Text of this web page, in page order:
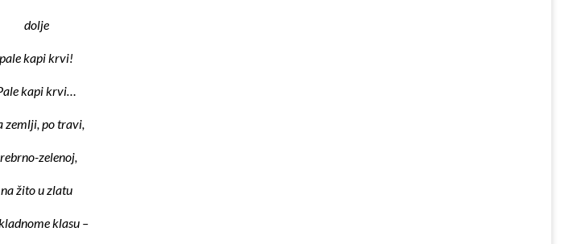
dolje
pale kapi krvi!
kapi krvi…
zemlji, po travi,
zelenoj,
na žito u zlatu
klasu –